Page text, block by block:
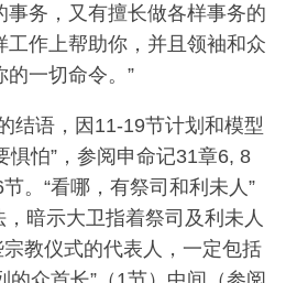
事务，又有擅长做各样事务的
工作上帮助你，并且领袖和众
的一切命令。”
结语，因11-19节计划和模型
惧怕”，参阅申命记31章6, 8
。“看哪，有祭司和利未人”
，暗示大卫指着祭司及利未人
教仪式的代表人，一定包括